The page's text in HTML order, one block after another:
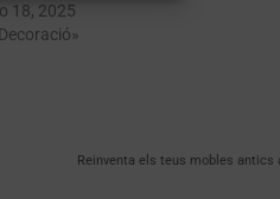
18, 2025
Reinventa els teus mobles antics